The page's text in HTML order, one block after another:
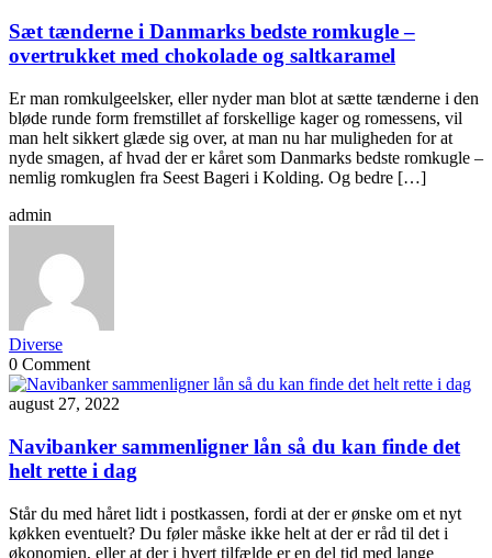
Sæt tænderne i Danmarks bedste romkugle –
overtrukket med chokolade og saltkaramel
Er man romkulgeelsker, eller nyder man blot at sætte tænderne i den
bløde runde form fremstillet af forskellige kager og romessens, vil
man helt sikkert glæde sig over, at man nu har muligheden for at
nyde smagen, af hvad der er kåret som Danmarks bedste romkugle –
nemlig romkuglen fra Seest Bageri i Kolding. Og bedre […]
admin
Diverse
0 Comment
august 27, 2022
Navibanker sammenligner lån så du kan finde det
helt rette i dag
Står du med håret lidt i postkassen, fordi at der er ønske om et nyt
køkken eventuelt? Du føler måske ikke helt at der er råd til det i
økonomien, eller at der i hvert tilfælde er en del tid med lange